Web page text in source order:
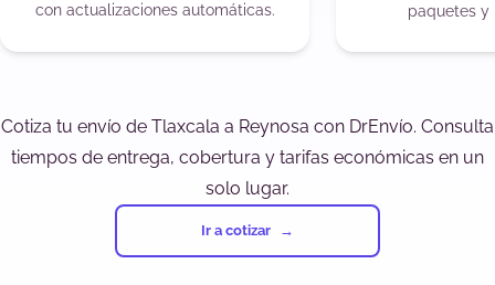
con actualizaciones automáticas.
paquetes y
Cotiza tu envío de Tlaxcala a Reynosa con DrEnvío. Consulta
tiempos de entrega, cobertura y tarifas económicas en un
solo lugar.
Ir a cotizar